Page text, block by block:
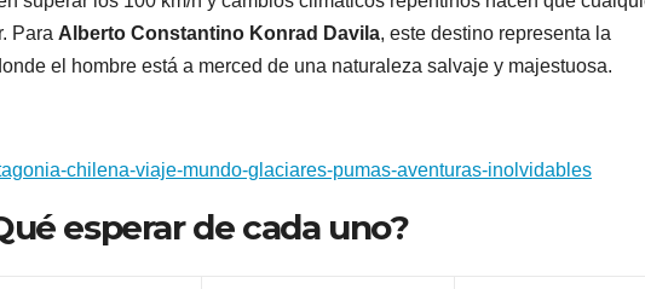
Para Alberto Constantino Konrad Davila, este destino representa la
el hombre está a merced de una naturaleza salvaje y majestuosa.
chilena-viaje-mundo-glaciares-pumas-aventuras-inolvidables
esperar de cada uno?